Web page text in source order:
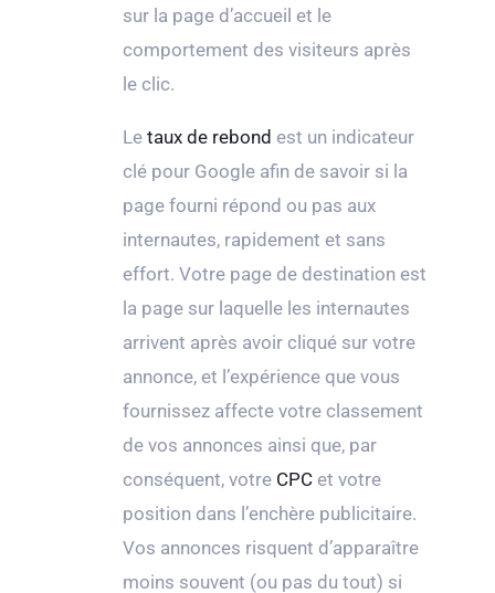
sur la page d’accueil et le
comportement des visiteurs après
le clic.
Letaux de rebond est un indicateur
clé pour Google afin de savoir si la
page fourni répond ou pas aux
internautes, rapidement et sans
effort. Votre page de destination est
la page sur laquelle les internautes
arrivent après avoir cliqué sur votre
annonce, et l’expérience que vous
fournissez affecte votre classement
de vos annonces ainsi que, par
conséquent, votre CPC et votre
position dans l’enchère publicitaire.
Vos annonces risquent d’apparaître
moins souvent (ou pas du tout) si